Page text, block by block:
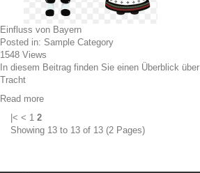
Einfluss von Bayern
Posted in: Sample Category
1548 Views
In diesem Beitrag finden Sie einen Überblick
Tracht
Read more
|< < 1 2
Showing 13 to 13 of 13 (2 Pages)